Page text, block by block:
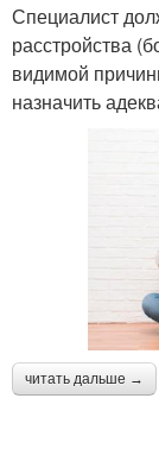
Специалист
расстройства
видимой
назначить
читать дальше →